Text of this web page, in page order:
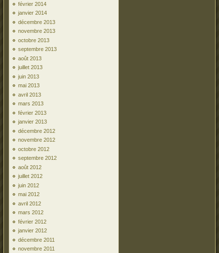
février 2014
janvier 2014
décembre 2013
novembre 2013
octobre 2013
septembre 2013
août 2013
juillet 2013
juin 2013
mai 2013
avril 2013
mars 2013
février 2013
janvier 2013
décembre 2012
novembre 2012
octobre 2012
septembre 2012
août 2012
juillet 2012
juin 2012
mai 2012
avril 2012
mars 2012
février 2012
janvier 2012
décembre 2011
novembre 2011